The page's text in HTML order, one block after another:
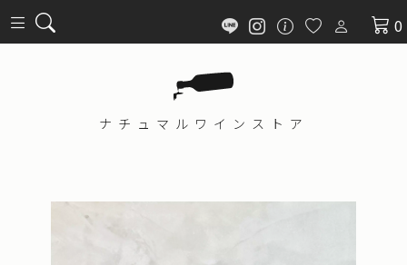
0
ナチュマル ワインストア